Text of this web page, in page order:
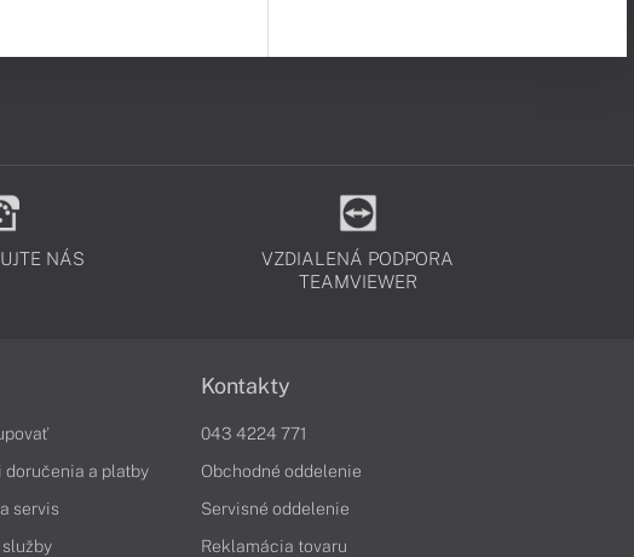
NÁS
VZDIALENÁ PODPORA
TEAMVIEWER
doručenia a platby
servis
Kontakty
043 4224 771
Obchodné oddelenie
Servisné oddelenie
Reklamácia tovaru